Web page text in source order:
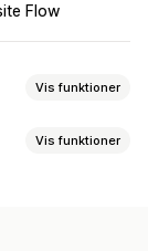
Flow
Vis funktioner
Vis funktioner